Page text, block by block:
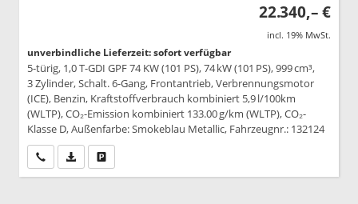
22.340,– €
incl. 19% MwSt.
unverbindliche Lieferzeit: sofort verfügbar
5-türig, 1,0 T-GDI GPF 74 KW (101 PS), 74 kW (101 PS), 999 cm³,
3 Zylinder, Schalt. 6-Gang, Frontantrieb, Verbrennungsmotor
(ICE), Benzin, Kraftstoffverbrauch kombiniert 5,9 l/100km
(WLTP), CO₂-Emission kombiniert 133.00 g/km (WLTP), CO₂-
Klasse D, Außenfarbe: Smokeblau Metallic, Fahrzeugnr.: 132124
Wir rufen Sie anPDF-Datei, Fahrzeugexposé drucken